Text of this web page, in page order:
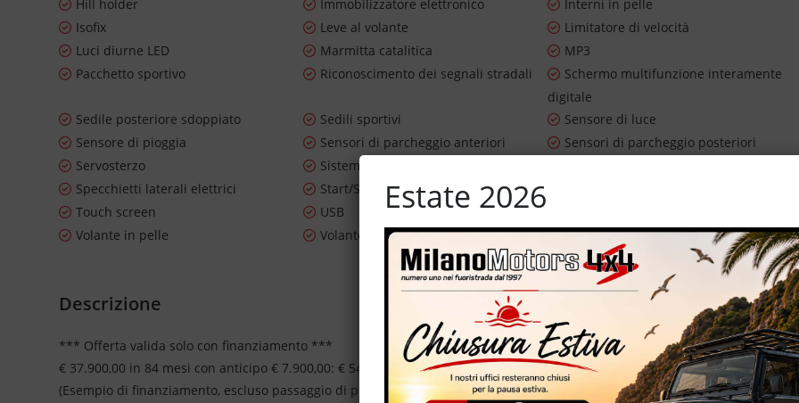
Hill holder
Immobilizzatore elettronico
Interni in pelle
Isofix
Leve al volante
Limitatore di velocità
Luci diurne LED
Marmitta catalitica
MP3
Pacchetto sportivo
Riconoscimento dei segnali stradali
Schermo multifunzione interamente
digitale
Sedile posteriore sdoppiato
Sedili sportivi
Sensore di luce
Sensore di pioggia
Sensori di parcheggio anteriori
Sensori di parcheggio posteriori
Servosterzo
Sistema di navigazione
Specchietti laterali elettrici
Start/Stop Automatico
Touch screen
USB
Volante in pelle
Volante multifunzione
Descrizione
*** Offerta valida solo con finanziamento ***
€ 37.900,00 in 84 mesi con anticipo € 7.900,00: € 549,00 al mese € 37.900,00 in 84 mesi SENZA anticipo: € 699,00 al mese
(Esempio di finanziamento, escluso passaggio di proprietà ed eventuali assicurazioni)
Estate 2026